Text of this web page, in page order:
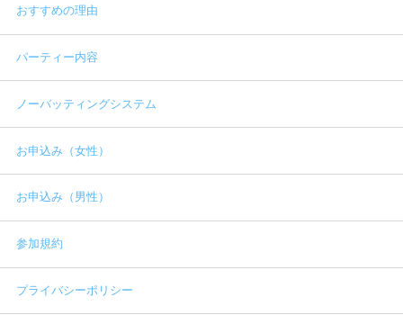
おすすめの理由
パーティー内容
ノーバッティングシステム
お申込み（女性）
お申込み（男性）
参加規約
プライバシーポリシー